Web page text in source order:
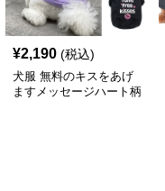
¥2,190 (税込)
犬服 無料のキスをあげ
ますメッセージハート柄